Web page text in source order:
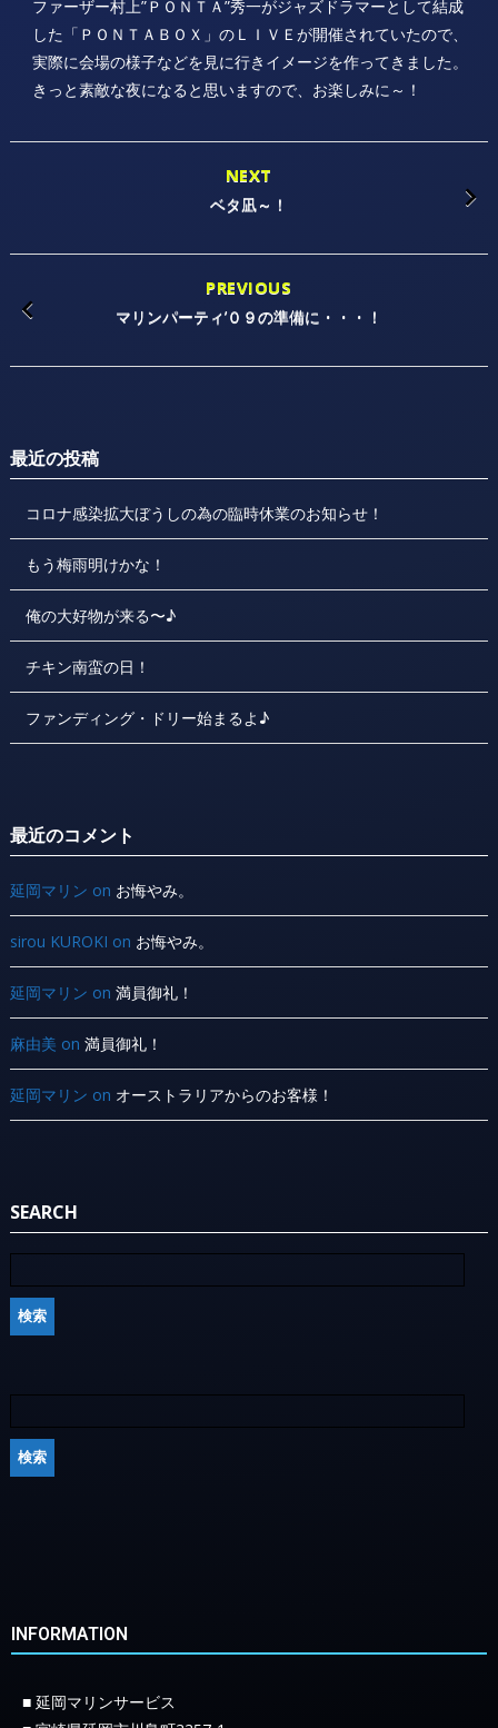
ファーザー村上”ＰＯＮＴＡ”秀一がジャズドラマーとして結成
した「ＰＯＮＴＡＢＯＸ」のＬＩＶＥが開催されていたので、
実際に会場の様子などを見に行きイメージを作ってきました。
きっと素敵な夜になると思いますので、お楽しみに～！
NEXT
ベタ凪～！
PREVIOUS
マリンパーティ’０９の準備に・・・！
最近の投稿
コロナ感染拡大ぼうしの為の臨時休業のお知らせ！
もう梅雨明けかな！
俺の大好物が来る〜♪
チキン南蛮の日！
ファンディング・ドリー始まるよ♪
最近のコメント
延岡マリン on お悔やみ。
sirou KUROKI on お悔やみ。
延岡マリン on 満員御礼！
麻由美 on 満員御礼！
延岡マリン on オーストラリアからのお客様！
SEARCH
INFORMATION
■ 延岡マリンサービス